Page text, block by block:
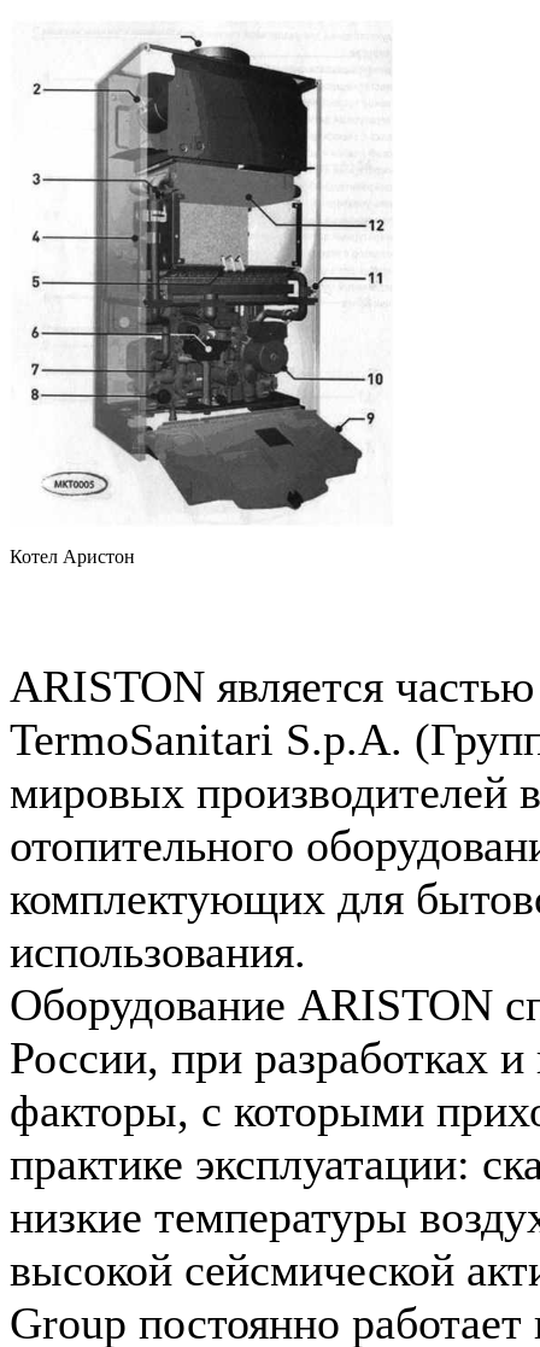
Котел Аристон
ARISTON является
TermoSanitari S.p.A.
мировых производителей
отопительного
комплектующих для
использования.
Оборудование ARISTON
России, при разработках
факторы, с которыми
практике эксплуатации:
низкие температуры
высокой сейсмической
Group постоянно